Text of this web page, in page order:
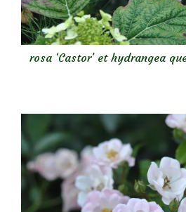
rosa ‘Castor’ et hydrangea